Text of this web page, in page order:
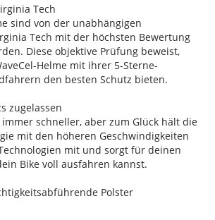
Tech
sind von der unabhängigen
Tech mit der höchsten Bewertung
Diese objektive Prüfung beweist,
Helme mit ihrer 5-Sterne-
den besten Schutz bieten.
zugelassen
schneller, aber zum Glück hält die
mit den höheren Geschwindigkeiten
mit und sorgt für deinen
Bike voll ausfahren kannst.
Polster